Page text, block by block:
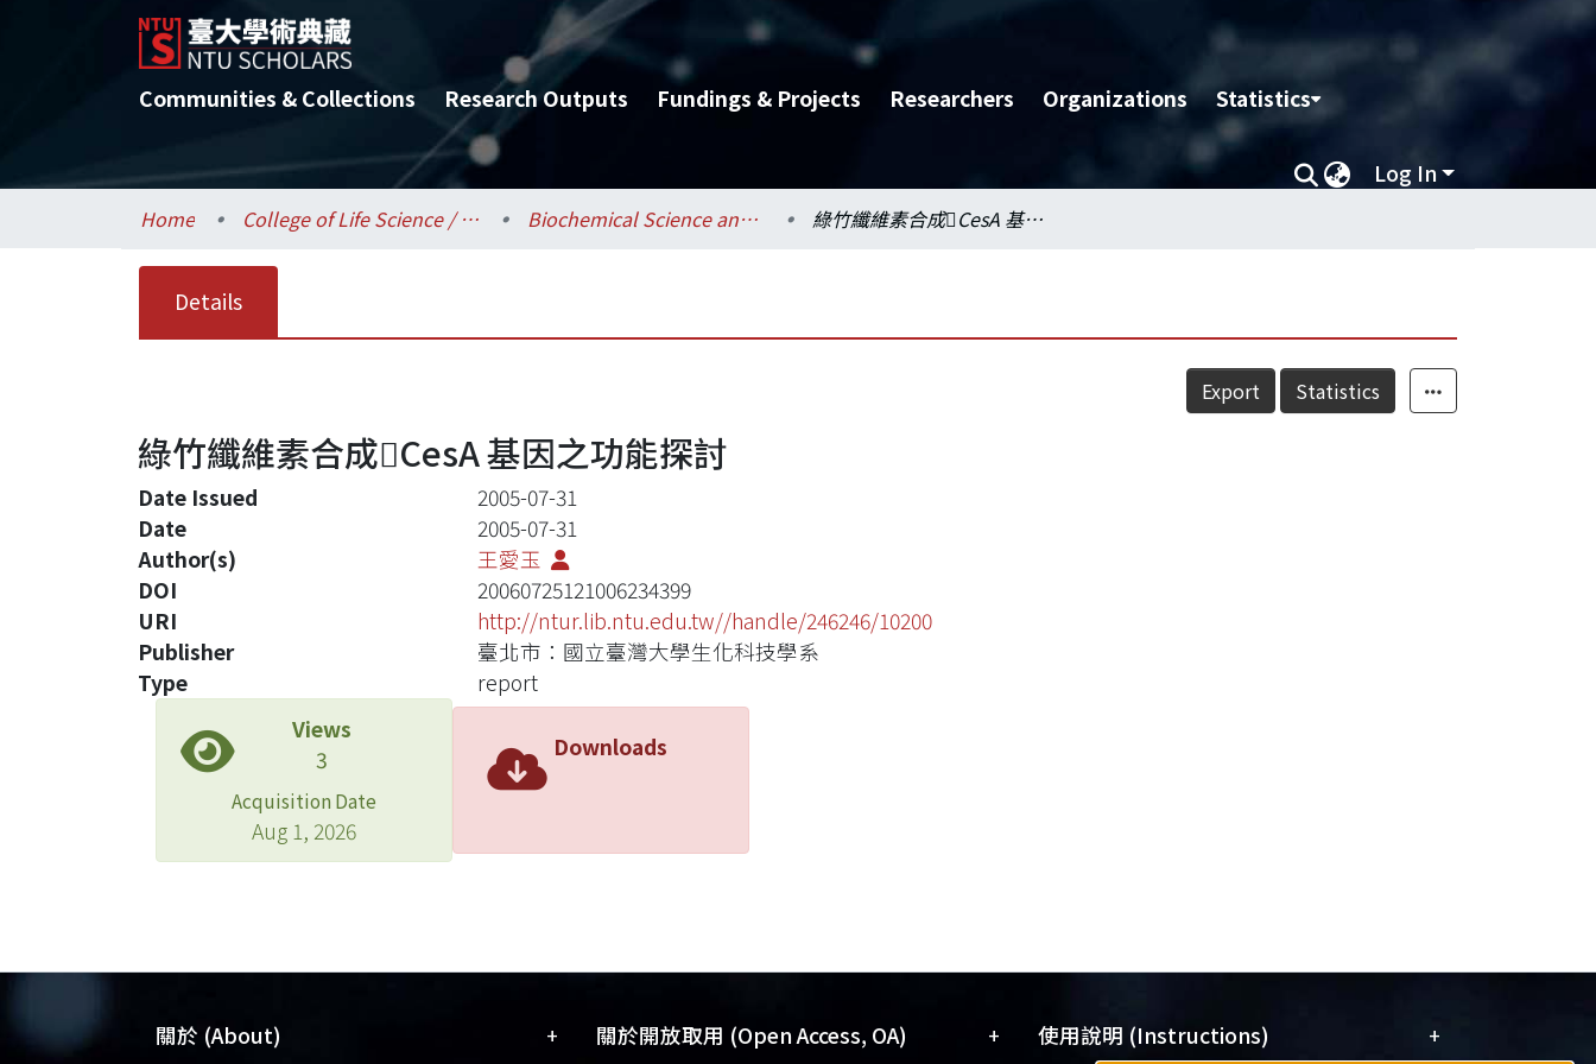
Communities & Collections Research Outputs Fundings & Projects Researchers Organizations Statistics
Log In
Home College of Life Science / 生命科學院 Biochemical Science and Technology / 生化科技學系 綠竹纖維素合成CesA 基因之功能探討
Details
Export Statistics
綠竹纖維素合成CesA 基因之功能探討
Date Issued
2005-07-31
Date
2005-07-31
Author(s)
王愛玉
DOI
20060725121006234399
URI
http://ntur.lib.ntu.edu.tw//handle/246246/10200
Publisher
臺北市：國立臺灣大學生化科技學系
Type
report
Views
3
Acquisition Date
Aug 1, 2026
Downloads
關於 (About) + 關於開放取用 (Open Access, OA) + 使用說明 (Instructions) +